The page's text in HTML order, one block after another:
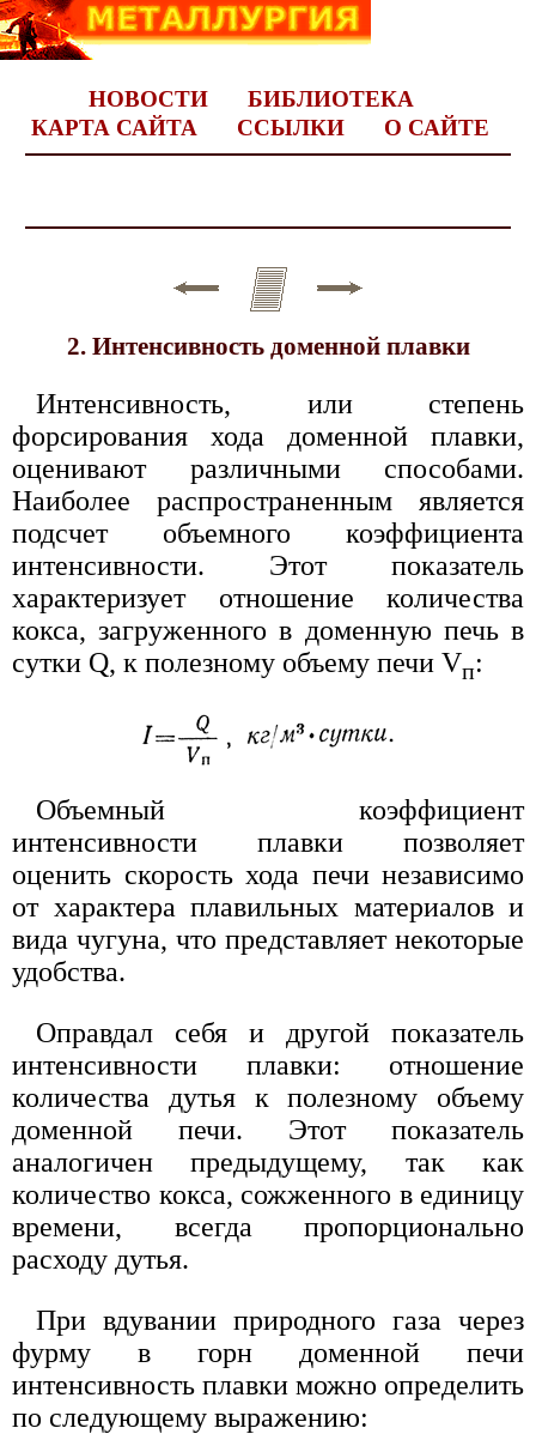
НОВОСТИ
БИБЛИОТЕКА
КАРТА САЙТА
ССЫЛКИ О САЙТЕ
2. Интенсивность доменной плавки
Интенсивность, или степень
форсирования хода доменной плавки,
оценивают различными способами.
Наиболее распространенным является
подсчет объемного коэффициента
интенсивности. Этот показатель
характеризует отношение количества
кокса, загруженного в доменную печь в
сутки Q, к полезному объему печи Vп:
Объемный коэффициент
интенсивности плавки позволяет
оценить скорость хода печи независимо
от характера плавильных материалов и
вида чугуна, что представляет некоторые
удобства.
Оправдал себя и другой показатель
интенсивности плавки: отношение
количества дутья к полезному объему
доменной печи. Этот показатель
аналогичен предыдущему, так как
количество кокса, сожженного в единицу
времени, всегда пропорционально
расходу дутья.
При вдувании природного газа через
фурму в горн доменной печи
интенсивность плавки можно определить
по следующему выражению: